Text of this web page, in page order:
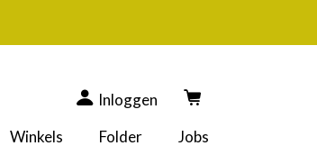
Inloggen
Winkels Folder Jobs